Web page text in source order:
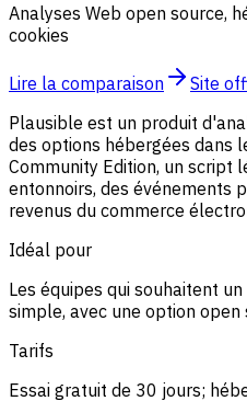
Analyses Web open source,
cookies
Lire la comparaison
Site
Plausible est un produit
des options hébergées dans
Community Edition, un script
entonnoirs, des événements
revenus du commerce
Idéal pour
Les équipes qui souhaitent
simple, avec une option
Tarifs
Essai gratuit de 30 jours;